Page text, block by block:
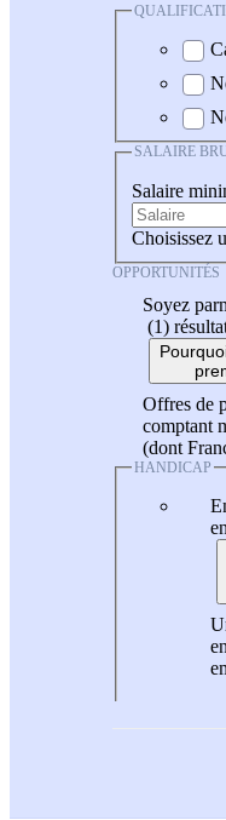
SALAIRE
Salaire
Choisissez
OPPORTUNITÉS
Soyez
(1)
Offres de
comptant
(dont
HANDICAP